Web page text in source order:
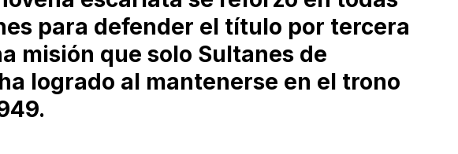
para defender el título por tercera
misión que solo Sultanes de
logrado al mantenerse en el trono